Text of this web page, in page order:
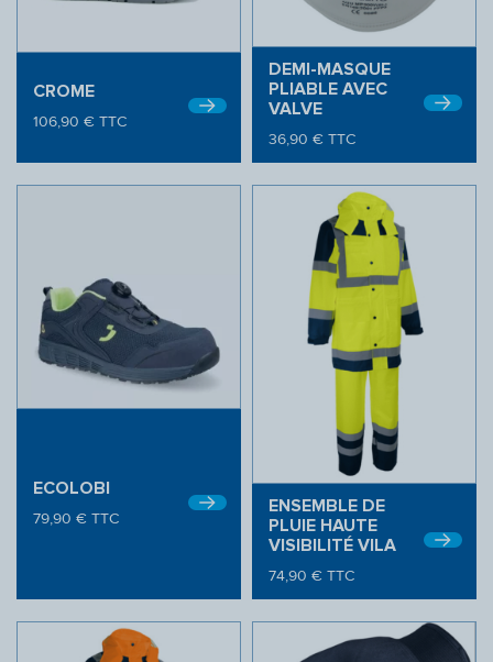
CROME
106,90€ TTC
DEMI-MASQUE
PLIABLE AVEC
VALVE
36,90€ TTC
ECOLOBI
79,90€ TTC
ENSEMBLE DE
PLUIE HAUTE
VISIBILITÉ VILA
74,90€ TTC